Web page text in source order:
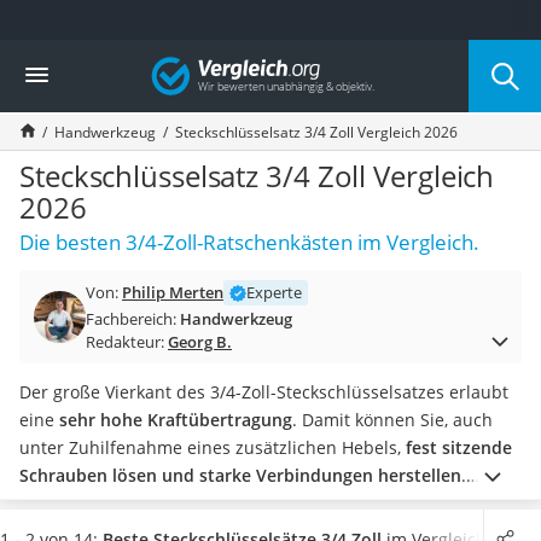
Die beliebtesten Vergleiche nach Kategorie
Baumarkt
Tresor feuerfest
Makita-Akku-Rasenmäher
Kappsäge
Smartes Türschloss
Akku-Rasentrimmer
Feuchtigkeitsmessgerät
Split-Klimaanlage 2 Innengeräte
Pelletofen
Bohrmaschine
Fliesenschneider
Hochdruckreiniger
Doppelschleifer
Überwachungskamera
Benzinrasenmäher mit Elektrostart
Vergleich
Handwerkzeug Steckschlüsselsatz 3/4 Zoll Vergleich 2026
Steckschlüsselsatz 3/4 Zoll Vergleich
2026
Die besten 3/4-Zoll-Ratschenkästen im Vergleich.
Von: Philip Merten
Experte
Fachbereich: Handwerkzeug
Redakteur:Georg B.
Der große Vierkant des 3/4-Zoll-Steckschlüsselsatzes erlaubt
eine sehr hohe Kraftübertragung. Damit können Sie, auch
unter Zuhilfenahme eines zusätzlichen Hebels, fest sitzende
Schrauben lösen und starke Verbindungen herstellen.
Besonders bei Nutzfahrzeugen wie Lkw oder Traktoren
kommen diese großen Steckschlüssel zum Einsatz. Damit er